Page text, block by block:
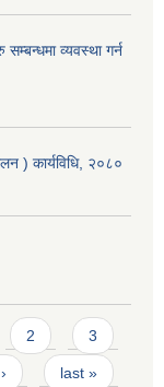
व्यवस्था गर्न
) कार्यविधि, २०८०
2 3
last »